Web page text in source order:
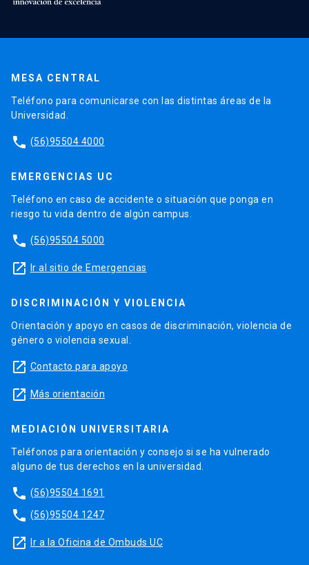
MESA CENTRAL
Teléfono para comunicarse con las distintas áreas de la
Universidad.
phone (56)95504 4000
EMERGENCIAS UC
Teléfono en caso de accidente o situación que ponga en
riesgo tu vida dentro de algún campus.
phone (56)95504 5000
launch Ir al sitio de Emergencias
DISCRIMINACIÓN Y VIOLENCIA
Orientación y apoyo en casos de discriminación, violencia de
género o violencia sexual.
launch Contacto para apoyo
launch Más orientación
MEDIACIÓN UNIVERSITARIA
Teléfonos para orientación y consejo si se ha vulnerado
alguno de tus derechos en la universidad.
phone (56)95504 1691
phone (56)95504 1247
launch Ir a la Oficina de Ombuds UC